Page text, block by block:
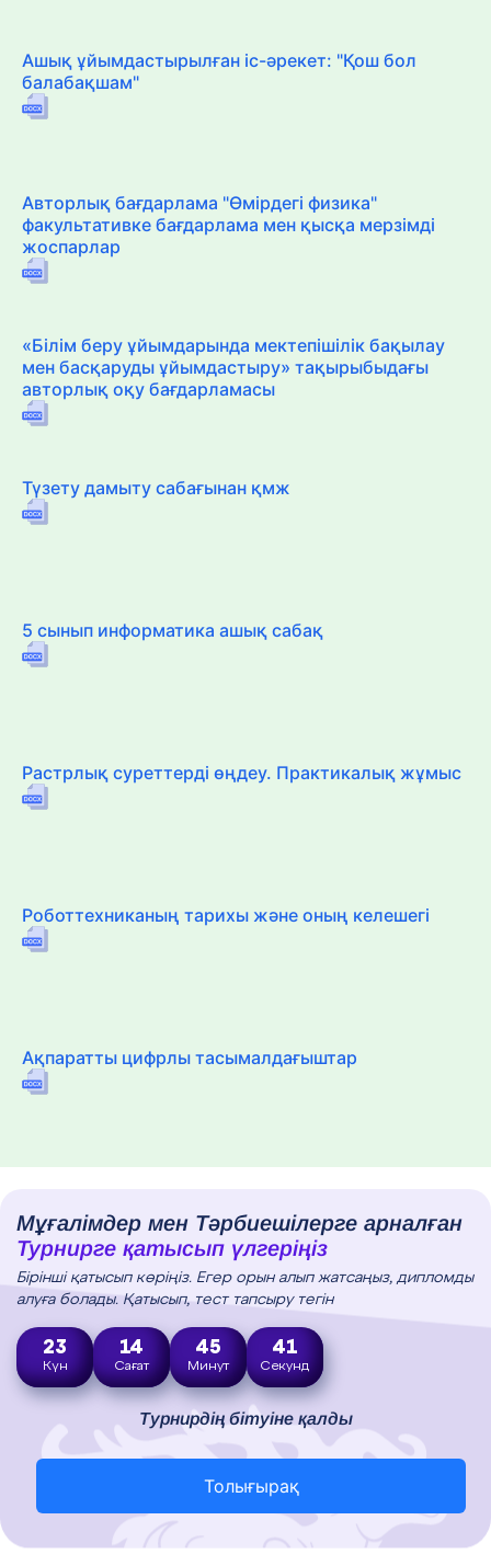
Ашық ұйымдастырылған іс-әрекет: "Қош бол
балабақшам"
Авторлық бағдарлама "Өмірдегі физика"
факультативке бағдарлама мен қысқа мерзімді
жоспарлар
«Білім беру ұйымдарында мектепішілік бақылау
мен басқаруды ұйымдастыру» тақырыбыдағы
авторлық оқу бағдарламасы
Түзету дамыту сабағынан қмж
5 сынып информатика ашық сабақ
Растрлық суреттерді өңдеу. Практикалық жұмыс
Роботтехниканың тарихы және оның келешегі
Ақпаратты цифрлы тасымалдағыштар
Мұғалімдер мен Тәрбиешілерге арналған
Турнирге қатысып үлгеріңіз
Бірінші қатысып көріңіз. Егер орын алып жатсаңыз, дипломды
алуға болады. Қатысып, тест тапсыру тегін
23
Күн
14
Сағат
45
Минут
40
Секунд
Турнирдің бітуіне қалды
Толығырақ